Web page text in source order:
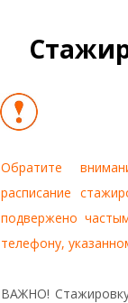
Обратите
расписание
подвержено
телефону,
ВАЖНО!